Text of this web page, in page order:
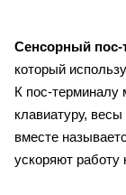
Сенсорный пос-
который
К пос-терминалу
клавиатуру,
вместе
ускоряют работу